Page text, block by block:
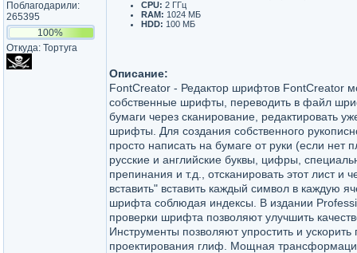
Поблагодарили:
265395
100%
Откуда: Тортуга
CPU: 2 ГГц
RAM: 1024 МБ
HDD: 100 МБ
Описание:
FontCreator - Редактор шрифтов FontCreator
собственные шрифты, переводить в файл
бумаги через сканирование, редактировать
шрифты. Для создания собственного
просто написать на бумаге от руки (если нет
русские и английские буквы, цифры,
препинания и т.д., отсканировать этот лист и
вставить" вставить каждый символ в каждую
шрифта соблюдая индексы. В издании
проверки шрифта позволяют улучшить
Инструменты позволяют упростить и ускорить
проектирования глиф. Мощная